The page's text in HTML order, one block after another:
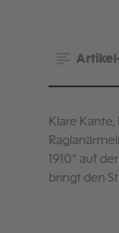
Klare
1910“ auf
bringt den